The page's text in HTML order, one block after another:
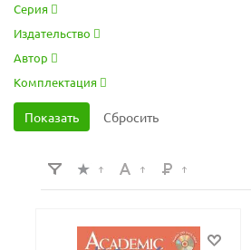
Серия
Издательство
Автор
Комплектация